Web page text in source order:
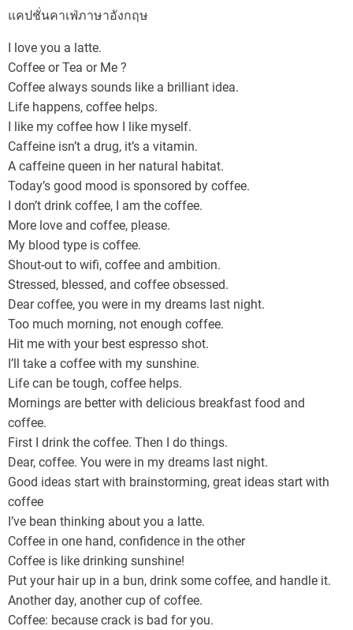
แคปชั่นคาเฟ่ภาษาอังกฤษ
I love you a latte.
Coffee or Tea or Me ?
Coffee always sounds like a brilliant idea.
Life happens, coffee helps.
I like my coffee how I like myself.
Caffeine isn’t a drug, it’s a vitamin.
A caffeine queen in her natural habitat.
Today’s good mood is sponsored by coffee.
I don’t drink coffee, I am the coffee.
More love and coffee, please.
My blood type is coffee.
Shout-out to wifi, coffee and ambition.
Stressed, blessed, and coffee obsessed.
Dear coffee, you were in my dreams last night.
Too much morning, not enough coffee.
Hit me with your best espresso shot.
I’ll take a coffee with my sunshine.
Life can be tough, coffee helps.
Mornings are better with delicious breakfast food and
coffee.
First I drink the coffee. Then I do things.
Dear, coffee. You were in my dreams last night.
Good ideas start with brainstorming, great ideas start with
coffee
I’ve bean thinking about you a latte.
Coffee in one hand, confidence in the other
Coffee is like drinking sunshine!
Put your hair up in a bun, drink some coffee, and handle it.
Another day, another cup of coffee.
Coffee: because crack is bad for you.